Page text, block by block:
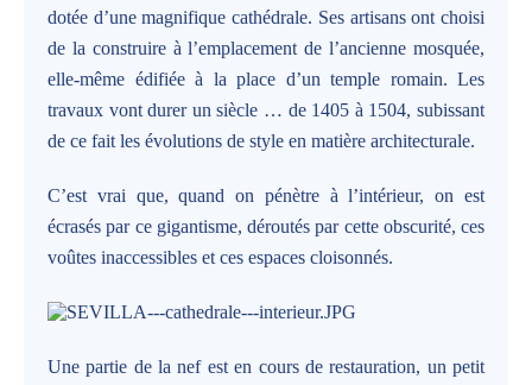
dotée d’une magnifique cathédrale. Ses artisans ont choisi
de la construire à l’emplacement de l’ancienne mosquée,
elle-même édifiée à la place d’un temple romain. Les
travaux vont durer un siècle … de 1405 à 1504, subissant
de ce fait les évolutions de style en matière architecturale.
C’est vrai que, quand on pénètre à l’intérieur, on est
écrasés par ce gigantisme, déroutés par cette obscurité, ces
voûtes inaccessibles et ces espaces cloisonnés.
Une partie de la nef est en cours de restauration, un petit